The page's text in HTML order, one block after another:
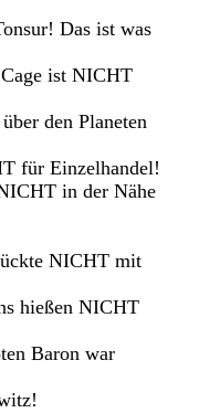
Das ist was
ist NICHT
den Planeten
für Einzelhandel!
in der Nähe
NICHT mit
hießen NICHT
Baron war